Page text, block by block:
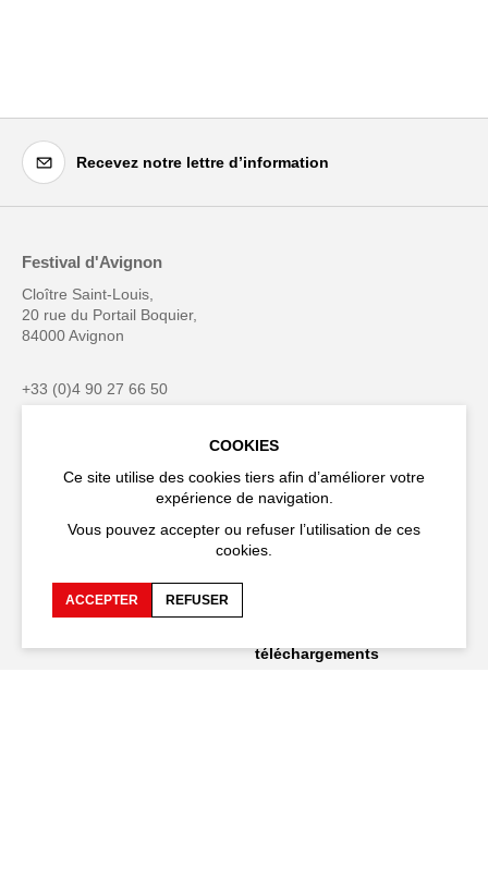
Recevez notre lettre d’information
Festival d'Avignon
Cloître Saint-Louis,
20 rue du Portail Boquier,
84000 Avignon
+33 (0)4 90 27 66 50
FAQ
Recrutements et appels
Espace production
Espace presse
téléchargements
COOKIES
Ce site utilise des cookies tiers afin d’améliorer votre
expérience de navigation.
Vous pouvez accepter ou refuser l’utilisation de ces
cookies.
ACCEPTER REFUSER